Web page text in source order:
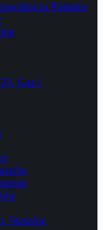
Połaniec
Gaz i
Staszów